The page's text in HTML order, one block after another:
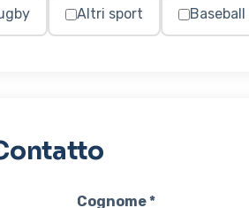
Altri sport Baseball
Cognome *